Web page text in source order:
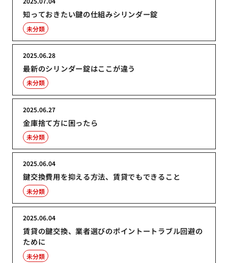
知っておきたい鍵の仕組みシリンダー錠
未分類
最新のシリンダー錠はここが違う
2025.06.28
未分類
金庫捨て方に困ったら
2025.06.27
未分類
鍵交換費用を抑える方法、賃貸でもできること
2025.06.04
未分類
賃貸の鍵交換、業者選びのポイントートラブル回避の
ために
2025.06.04
未分類